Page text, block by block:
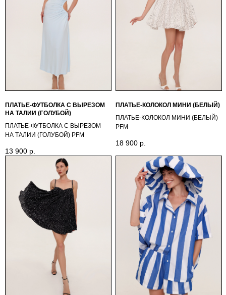
ПЛАТЬЕ-ФУТБОЛКА С ВЫРЕЗОМ
НА ТАЛИИ (ГОЛУБОЙ)
ПЛАТЬЕ-ФУТБОЛКА С ВЫРЕЗОМ
НА ТАЛИИ (ГОЛУБОЙ) PFМ
13 900 р.
ПЛАТЬЕ-КОЛОКОЛ МИНИ (БЕЛЫЙ)
ПЛАТЬЕ-КОЛОКОЛ МИНИ (БЕЛЫЙ)
PFМ
18 900 р.